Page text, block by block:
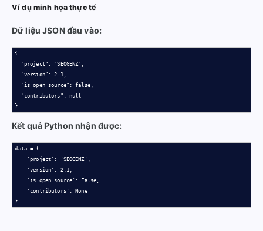
Ví dụ minh họa thực tế
Dữ liệu JSON đầu vào:
{
  "project": "SEOGENZ",
  "version": 2.1,
  "is_open_source": false,
  "contributors": null
}
Kết quả Python nhận được:
data = {
    'project': 'SEOGENZ',
    'version': 2.1,
    'is_open_source': False,
    'contributors': None
}